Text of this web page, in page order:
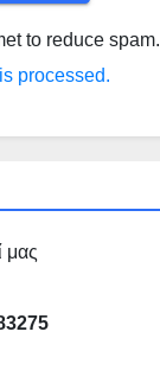
to reduce spam.
processed.
μας